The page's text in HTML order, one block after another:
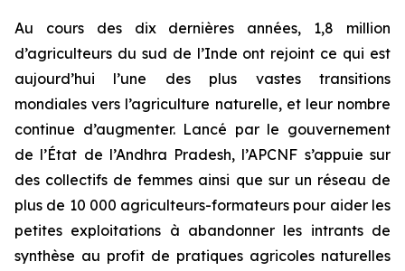
Au cours des dix dernières années, 1,8 million
d’agriculteurs du sud de l’Inde ont rejoint ce qui est
aujourd’hui l’une des plus vastes transitions
mondiales vers l’agriculture naturelle, et leur nombre
continue d’augmenter. Lancé par le gouvernement
de l’État de l’Andhra Pradesh, l’APCNF s’appuie sur
des collectifs de femmes ainsi que sur un réseau de
plus de 10 000 agriculteurs-formateurs pour aider les
petites exploitations à abandonner les intrants de
synthèse au profit de pratiques agricoles naturelles